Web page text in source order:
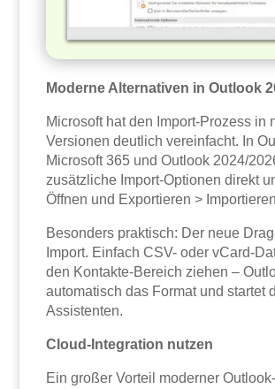
Moderne Alternativen in Outlook
Microsoft hat den Import-Prozess in
Versionen deutlich vereinfacht. In
Microsoft 365 und Outlook 2024/
zusätzliche Import-Optionen direkt
Öffnen und Exportieren >
Besonders praktisch: Der neue
Import. Einfach CSV- oder vCard-
den Kontakte-Bereich ziehen –
automatisch das Format und startet
Assistenten.
Cloud-Integration nutzen
Ein großer Vorteil moderner